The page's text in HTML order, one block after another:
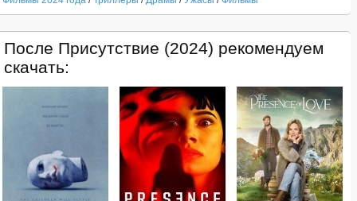
После Присутствие (2024) рекомендуем
скачать: